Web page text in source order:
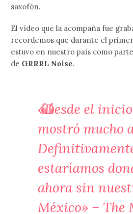
saxofón.
El vídeo que la acompaña fue
recordemos que durante el
estuvo en nuestro país como
de GRRRL Noise.
«Desde el
mostró mucho
estaríamos
ahora sin
México» – The